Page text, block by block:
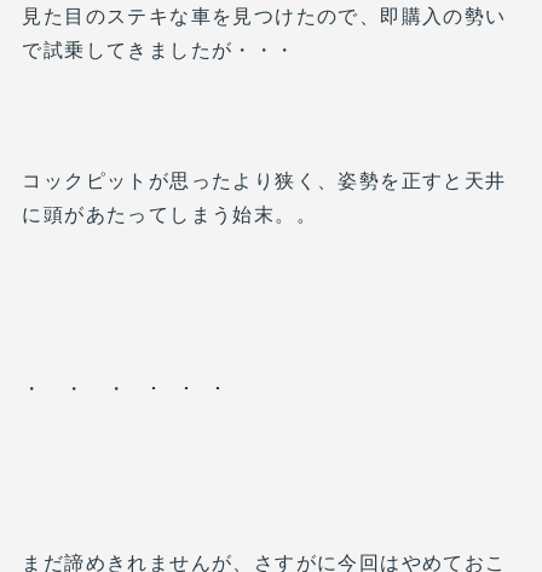
見た目のステキな車を見つけたので、即購入の勢い
で試乗してきましたが・・・
コックピットが思ったより狭く、姿勢を正すと天井
に頭があたってしまう始末。。
・ ・ ・ ･ ･ ･
まだ諦めきれませんが、さすがに今回はやめておこ